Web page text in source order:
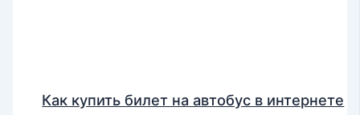
Как купить билет на автобус в интернете